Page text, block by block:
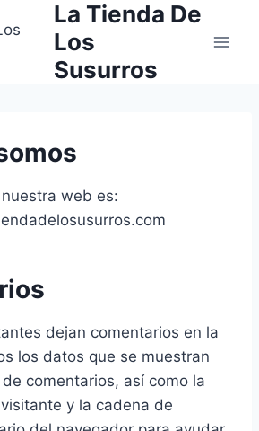
La Tienda De
Los
Susurros
web es:
dejan comentarios en la
los datos que se muestran
comentarios, así como la
y la cadena de